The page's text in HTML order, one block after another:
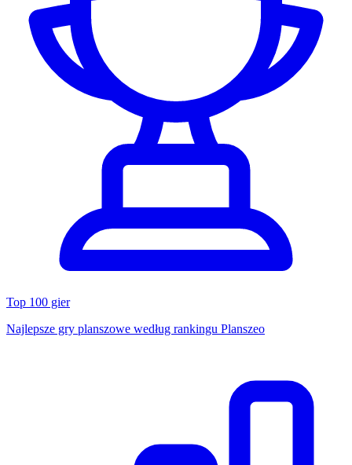
Top 100 gier
Najlepsze gry planszowe według rankingu Planszeo